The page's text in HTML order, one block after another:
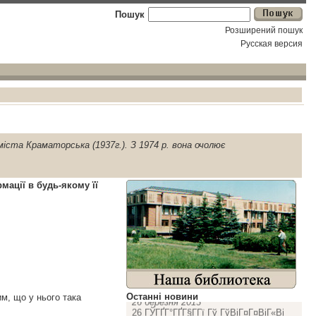
Пошук
Розширений пошук
Русская версия
Краматорська (1937г.). З 1974 р. вона очолює
в будь-якому її
що у нього така
Останнi новини
ГЏГіГІГЁГ­ Г°ГіГ«ГЁГІ
21 лютого 2016
ГЏГіГІГЁГ­ Г°ГіГ«ГЁГІ
Подробицi ...
ГЉГўВіГ«ВіГ­ГЈГ®ГўВі ГґГ Г­ГІГ Г§ВіВї
26 березня 2013
26 ГЎГҐГ°ГҐГ§Г­Гї Гў ГўВіГ¤Г¤ВіГ«Ві